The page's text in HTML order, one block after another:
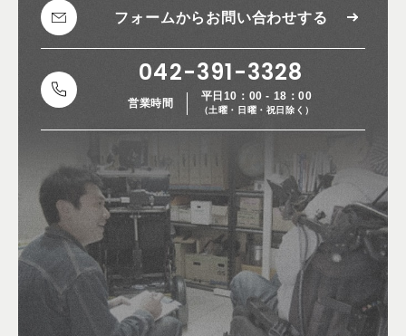
フォームから お問い合わせする
042-391-3328
営業時間
平日10：00 - 18：00
（土曜・日曜・祝日除く）